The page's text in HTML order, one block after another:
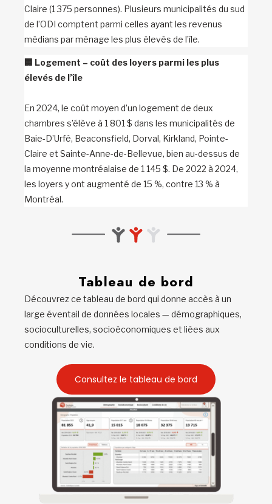
Claire (1 375 personnes). Plusieurs municipalités du sud
de l’ODI comptent parmi celles ayant les revenus
médians par ménage les plus élevés de l’île.
Logement – coût des loyers parmi les plus
élevés de l’île
En 2024, le coût moyen d’un logement de deux
chambres s’élève à 1 801 $ dans les municipalités de
Baie-D’Urfé, Beaconsfield, Dorval, Kirkland, Pointe-
Claire et Sainte-Anne-de-Bellevue, bien au-dessus de
la moyenne montréalaise de 1 145 $. De 2022 à 2024,
les loyers y ont augmenté de 15 %, contre 13 % à
Montréal.
Tableau de bord
Découvrez ce tableau de bord qui donne accès à un
large éventail de données locales — démographiques,
socioculturelles, socioéconomiques et liées aux
conditions de vie.
Consultez le tableau de bord